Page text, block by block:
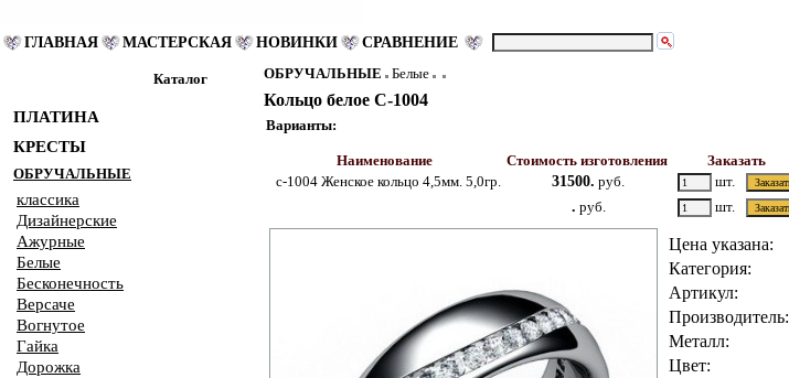
ГЛАВНАЯ МАСТЕРСКАЯ НОВИНКИ СРАВНЕНИЕ
Каталог
ПЛАТИНА
КРЕСТЫ
ОБРУЧАЛЬНЫЕ
классика
Дизайнерские
Ажурные
Белые
Бесконечность
Версаче
Вогнутое
Гайка
Дорожка
ОБРУЧАЛЬНЫЕ Белые
Кольцо белое С-1004
Варианты:
Наименование Стоимость изготовления Заказать
с-1004 Женское кольцо 4,5мм. 5,0гр.
31500. руб. шт.
. руб. шт.
Цена указана:
Категория:
Артикул:
Производитель:
Металл:
Цвет: